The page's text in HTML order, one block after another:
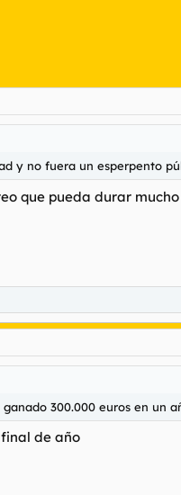
y no fuera un esperpento
que pueda durar
300.000 euros en un
de año